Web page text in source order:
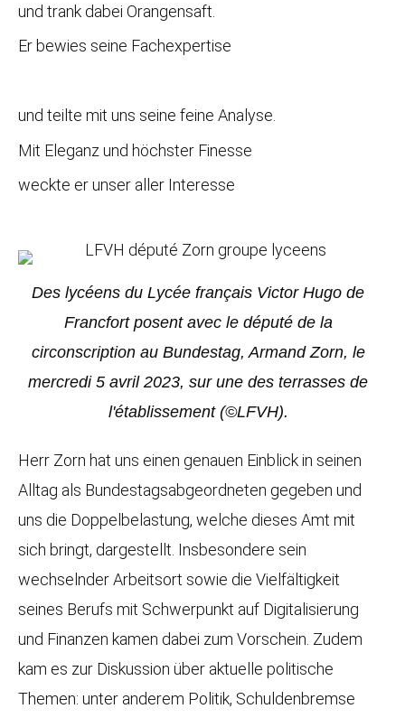
und trank dabei Orangensaft.
Er bewies seine Fachexpertise
und teilte mit uns seine feine Analyse.
Mit Eleganz und höchster Finesse
weckte er unser aller Interesse
Des lycéens du Lycée français Victor Hugo de
Francfort posent avec le député de la
circonscription au Bundestag, Armand Zorn, le
mercredi 5 avril 2023, sur une des terrasses de
l'établissement (©LFVH).
Herr Zorn hat uns einen genauen Einblick in seinen
Alltag als Bundestagsabgeordneten gegeben und
uns die Doppelbelastung, welche dieses Amt mit
sich bringt, dargestellt. Insbesondere sein
wechselnder Arbeitsort sowie die Vielfältigkeit
seines Berufs mit Schwerpunkt auf Digitalisierung
und Finanzen kamen dabei zum Vorschein. Zudem
kam es zur Diskussion über aktuelle politische
Themen: unter anderem Politik, Schuldenbremse